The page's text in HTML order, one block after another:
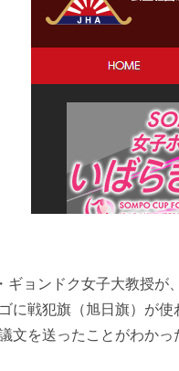
ギョンドク女子大教授が
に戦犯旗（旭日旗）が
文を送ったことがわかっ